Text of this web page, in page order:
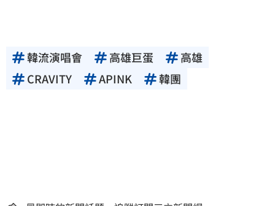
韓流演唱會 高雄巨蛋
高雄
CRAVITY
APINK 韓團